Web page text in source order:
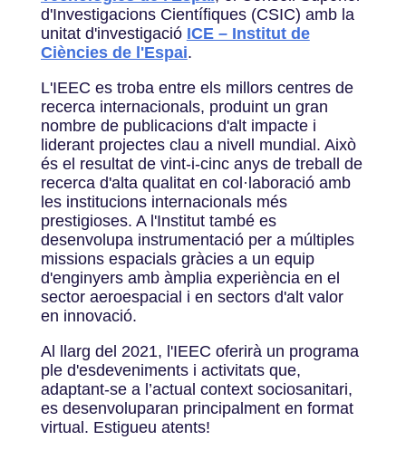
d'Investigacions Científiques (CSIC) amb la
unitat d'investigació ICE – Institut de
Ciències de l'Espai.
L'IEEC es troba entre els millors centres de
recerca internacionals, produint un gran
nombre de publicacions d'alt impacte i
liderant projectes clau a nivell mundial. Això
és el resultat de vint-i-cinc anys de treball de
recerca d'alta qualitat en col·laboració amb
les institucions internacionals més
prestigioses. A l'Institut també es
desenvolupa instrumentació per a múltiples
missions espacials gràcies a un equip
d'enginyers amb àmplia experiència en el
sector aeroespacial i en sectors d'alt valor
en innovació.
Al llarg del 2021, l'IEEC oferirà un programa
ple d'esdeveniments i activitats que,
adaptant-se a l’actual context sociosanitari,
es desenvoluparan principalment en format
virtual. Estigueu atents!